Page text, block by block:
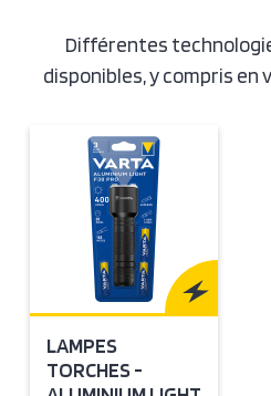
Différentes
disponibles, y compris en
LAMPES
TORCHES -